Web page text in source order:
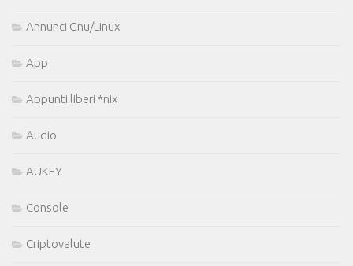
Annunci Gnu/Linux
App
Appunti liberi *nix
Audio
AUKEY
Console
Criptovalute